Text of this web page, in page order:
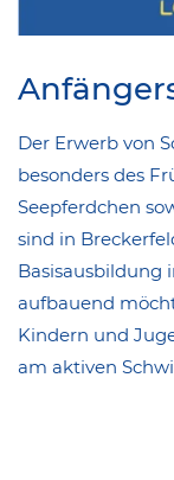
Der Erwerb von
besonders des
Seepferdchen
sind in
Basisausbildung
aufbauend
Kindern und
am aktiven